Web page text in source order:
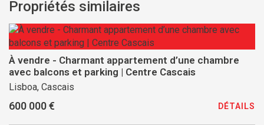
Propriétés similaires
À vendre - Charmant appartement d’une chambre
avec balcons et parking | Centre Cascais
Lisboa, Cascais
600 000 € DÉTAILS